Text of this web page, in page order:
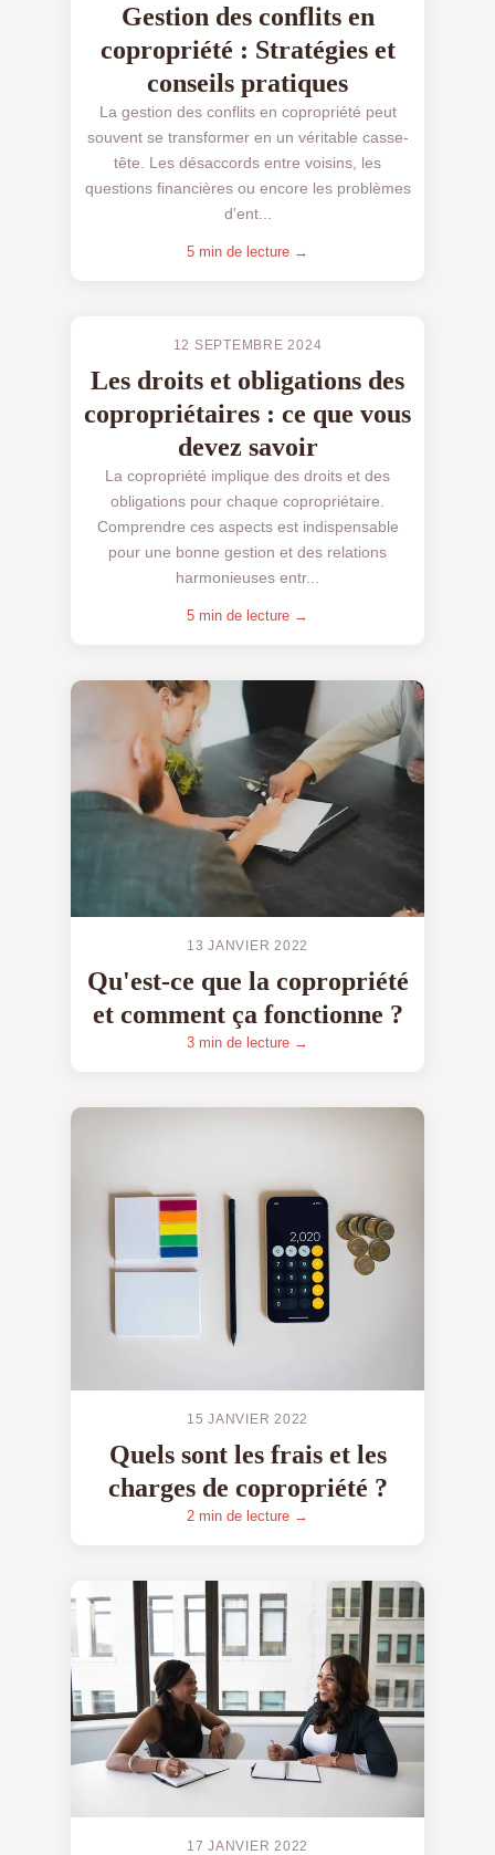
Gestion des conflits en
copropriété : Stratégies et
conseils pratiques
La gestion des conflits en copropriété peut
souvent se transformer en un véritable casse-
tête. Les désaccords entre voisins, les
questions financières ou encore les problèmes
d'ent...
5 min de lecture →
12 SEPTEMBRE 2024
Les droits et obligations des
copropriétaires : ce que vous
devez savoir
La copropriété implique des droits et des
obligations pour chaque copropriétaire.
Comprendre ces aspects est indispensable
pour une bonne gestion et des relations
harmonieuses entr...
5 min de lecture →
13 JANVIER 2022
Qu'est-ce que la copropriété
et comment ça fonctionne ?
3 min de lecture →
15 JANVIER 2022
Quels sont les frais et les
charges de copropriété ?
2 min de lecture →
17 JANVIER 2022